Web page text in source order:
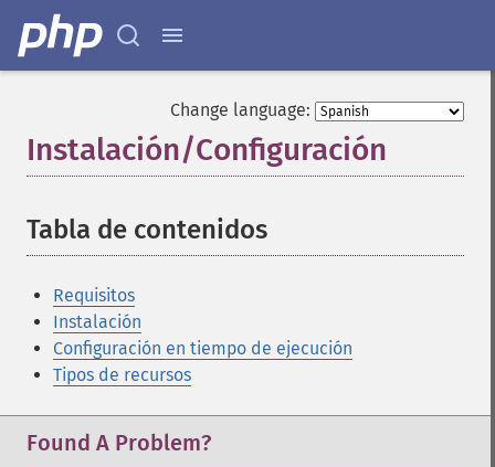
Change language:
Instalación/Configuración
Tabla de contenidos
Requisitos
Instalación
Configuración en tiempo de ejecución
Tipos de recursos
Found A Problem?